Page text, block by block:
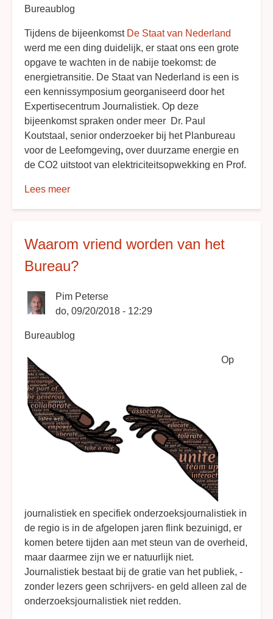
Bureaublog
Tijdens de bijeenkomst De Staat van Nederland
werd me een ding duidelijk, er staat ons een grote
opgave te wachten in de nabije toekomst: de
energietransitie. De Staat van Nederland is een is
een kennissymposium georganiseerd door het
Expertisecentrum Journalistiek. Op deze
bijeenkomst spraken onder meer Dr. Paul
Koutstaal, senior onderzoeker bij het Planbureau
voor de Leefomgeving, over duurzame energie en
de CO2 uitstoot van elektriciteitsopwekking en Prof.
Lees meer
Nederland:
energietransitie
Waarom vriend worden van het
Bureau?
Pim Peterse
do, 09/20/2018 - 12:29
Bureaublog
Op
journalistiek en specifiek onderzoeksjournalistiek in
de regio is in de afgelopen jaren flink bezuinigd, er
komen betere tijden aan met steun van de overheid,
maar daarmee zijn we er natuurlijk niet.
Journalistiek bestaat bij de gratie van het publiek, -
zonder lezers geen schrijvers- en geld alleen zal de
onderzoeksjournalistiek niet redden.